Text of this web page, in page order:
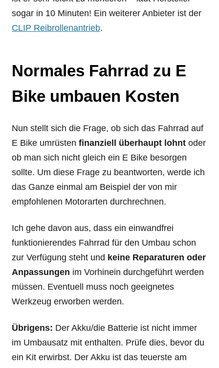
sogar in 10 Minuten! Ein weiterer Anbieter ist der
CLIP Reibrollenantrieb.
Normales Fahrrad zu E
Bike umbauen Kosten
Nun stellt sich die Frage, ob sich das Fahrrad auf
E Bike umrüsten finanziell überhaupt lohnt oder
ob man sich nicht gleich ein E Bike besorgen
sollte. Um diese Frage zu beantworten, werde ich
das Ganze einmal am Beispiel der von mir
empfohlenen Motorarten durchrechnen.
Ich gehe davon aus, dass ein einwandfrei
funktionierendes Fahrrad für den Umbau schon
zur Verfügung steht und keine Reparaturen oder
Anpassungen im Vorhinein durchgeführt werden
müssen. Eventuell muss noch geeignetes
Werkzeug erworben werden.
Übrigens: Der Akku/die Batterie ist nicht immer
im Umbausatz mit enthalten. Prüfe dies, bevor du
ein Kit erwirbst. Der Akku ist das teuerste am